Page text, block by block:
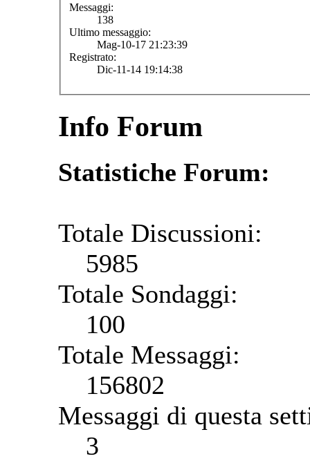
Messaggi:
138
Ultimo messaggio:
Mag-10-17 21:23:39
Registrato:
Dic-11-14 19:14:38
Info Forum
Statistiche Forum:
Totale Discussioni:
5985
Totale Sondaggi:
100
Totale Messaggi:
156802
Messaggi di questa
3